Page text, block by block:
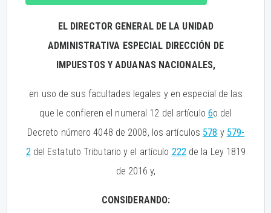
EL DIRECTOR GENERAL DE LA UNIDAD
ADMINISTRATIVA ESPECIAL DIRECCIÓN DE
IMPUESTOS Y ADUANAS NACIONALES,
en uso de sus facultades legales y en especial de las
que le confieren el numeral 12 del artículo 6o del
Decreto número 4048 de 2008, los artículos 578 y 579-
2del Estatuto Tributario y el artículo 222de la Ley 1819
de 2016 y,
CONSIDERANDO: